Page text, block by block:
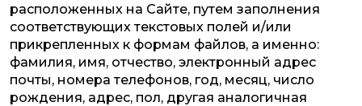
расположенных на Сайте, путем заполнения
соответствующих текстовых полей и/или
прикрепленных к формам файлов, а именно:
фамилия, имя, отчество, электронный адрес
почты, номера телефонов, год, месяц, число
рождения, адрес, пол, другая аналогичная